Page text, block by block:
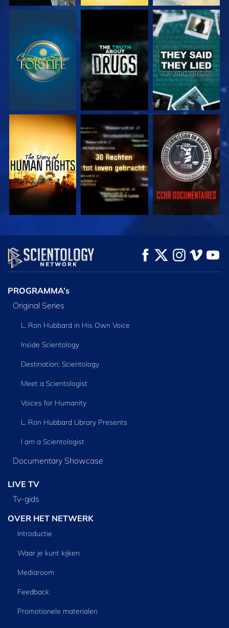
KIJK KIJK KIJK
KIJK KIJK KIJK
KIJK VERKEN DE SERIE
PROGRAMMA’s
Original Series
L. Ron Hubbard in His Own Voice
Inside Scientology
Destination: Scientology
Meet a Scientologist
Voices for Humanity
L. Ron Hubbard Library Presents
I am a Scientologist
Documentary Showcase
LIVE TV
Tv‑gids
OVER HET NETWERK
Introductie
Waar je kunt kijken
Mediaroom
Feedback
Promotionele materialen